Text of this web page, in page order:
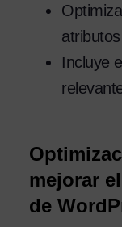
Incluye
mejorar
de